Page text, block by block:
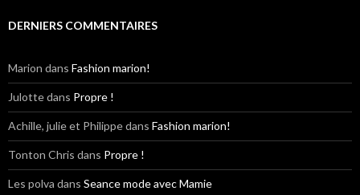
DERNIERS COMMENTAIRES
Marion dans Fashion marion!
Julottedans Propre !
Achille, julie et Philippedans Fashion marion!
Tonton Chris dans Propre !
Les polva dans Seance mode avec Mamie